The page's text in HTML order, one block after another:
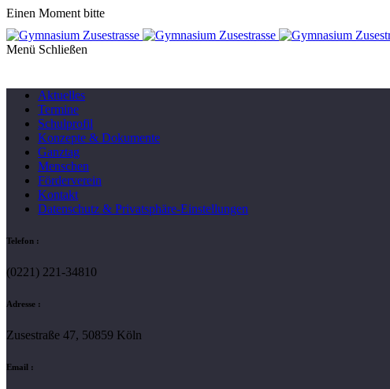
Einen Moment bitte
Menü
Aktuelles
Termine
Schulprofil
Konzepte & Dokumente
Ganztag
Menschen
Förderverein
Kontakt
Datenschutz & Privatsphäre-Einstellungen
Telefon :
(0221) 221-34810
Adresse :
Zusestraße 47, 50859 Köln
Email :